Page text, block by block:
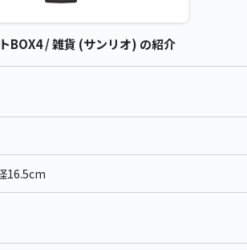
BOX4 / 雑貨 (サンリオ) の紹介
16.5cm